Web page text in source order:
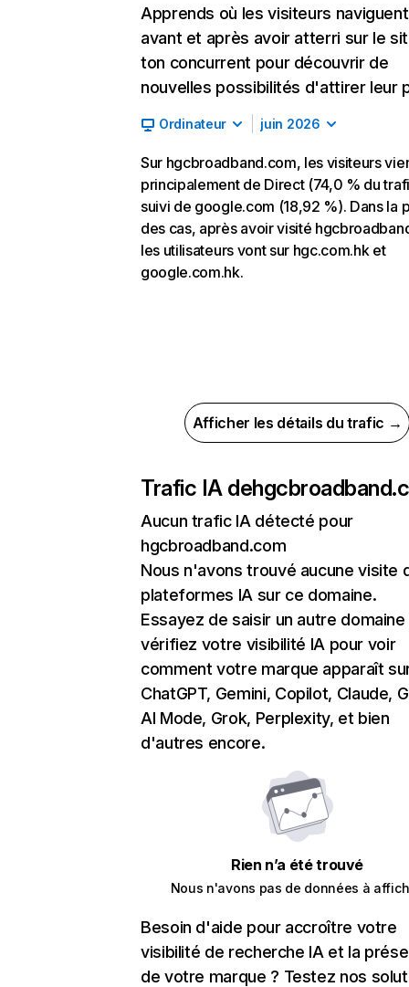
Apprends où les visiteurs naviguent
avant et après avoir atterri sur le
ton concurrent pour découvrir de
nouvelles possibilités d'attirer leur
Ordinateur juin 2026
Sur hgcbroadband.com, les visiteurs
principalement de Direct (74,0 % du
suivi de google.com (18,92 %). Dans la
des cas, après avoir visité
les utilisateurs vont sur hgc.com.hk et
google.com.hk.
Afficher les détails du trafic →
Trafic IA de
Aucun trafic IA détecté pour
hgcbroadband.com
Nous n'avons trouvé aucune visite
plateformes IA sur ce domaine.
Essayez de saisir un autre domaine
vérifiez votre visibilité IA pour voir
comment votre marque apparaît
ChatGPT, Gemini, Copilot, Claude,
AI Mode, Grok, Perplexity, et bien
d'autres encore.
Rien n’a été trouvé
Nous n'avons pas de données à
Besoin d'aide pour accroître votre
visibilité de recherche IA et la
de votre marque ? Testez nos